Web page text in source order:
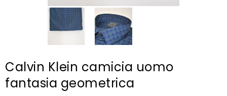
Calvin Klein camicia uomo
fantasia geometrica